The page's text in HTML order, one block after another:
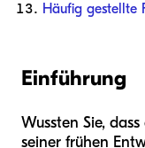
Häufig gestellte
Einführung
Wussten Sie,
seiner frühen